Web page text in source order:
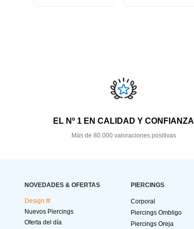
EL Nº 1 EN CALIDAD Y CONFIANZA
Más de 80.000 valoraciones positivas
NOVEDADES & OFERTAS
Design It!
Nuevos Piercings
Oferta del día
PIERCINGS
Corporal
Piercings Ombligo
Piercings Oreja